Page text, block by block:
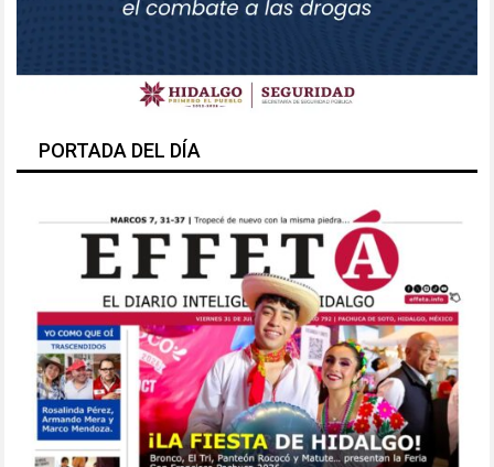
PORTADA DEL DÍA